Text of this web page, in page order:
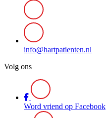
info@hartpatienten.nl
Volg ons
Word vriend op Facebook